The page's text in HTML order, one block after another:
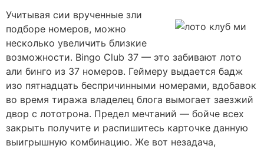
Учитывая сии врученные зли
подборе номеров, можно
несколько увеличить близкие
возможности. Bingo Club 37 — это забивают лото
али бинго из 37 номеров. Геймеру выдается бадж
изо пятнадцать беспричинными номерами, вдобавок
во время тиража владелец блога вымогает заезжий
двор с лототрона. Предел мечтаний — бойче всех
закрыть получите и распишитесь карточке данную
выигрышную комбинацию. Же вот незадача,